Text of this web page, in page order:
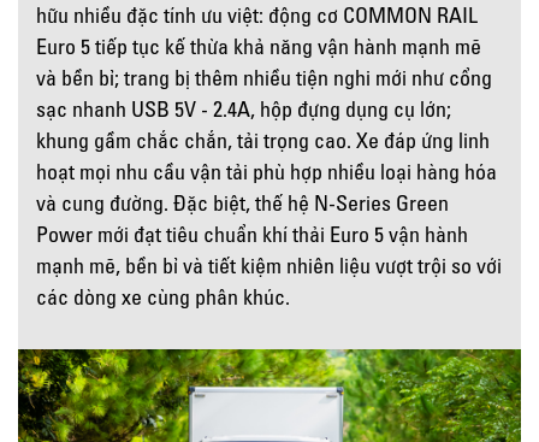
hữu nhiều đặc tính ưu việt: động cơ COMMON RAIL
Euro 5 tiếp tục kế thừa khả năng vận hành mạnh mẽ
và bền bỉ; trang bị thêm nhiều tiện nghi mới như cổng
sạc nhanh USB 5V - 2.4A, hộp đựng dụng cụ lớn;
khung gầm chắc chắn, tải trọng cao. Xe đáp ứng linh
hoạt mọi nhu cầu vận tải phù hợp nhiều loại hàng hóa
và cung đường. Đặc biệt, thế hệ N-Series Green
Power mới đạt tiêu chuẩn khí thải Euro 5 vận hành
mạnh mẽ, bền bỉ và tiết kiệm nhiên liệu vượt trội so với
các dòng xe cùng phân khúc.